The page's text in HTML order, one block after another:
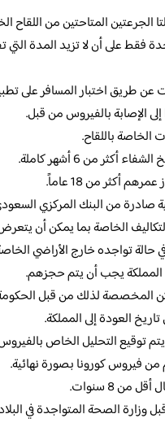
الجرعتين المتاحتين من
فقط على أن لا تزيد المدة
طريق اختبار المسافر على
الإصابة بالفيروس من قبل.
باللقاح.
من 6 أشهر كاملة.
أكثر من 18 عاماً.
صادرة من البنك المركزي
الخاصة بما يمكن أن
تواجده خارج الأراضي
المملكة يجب أن يتم حجزهم.
المخصصة لذلك من قبل
العودة إلى المملكة.
توقيع التحليل الخاص
8 سنوات.
الصحة المتواجدة في